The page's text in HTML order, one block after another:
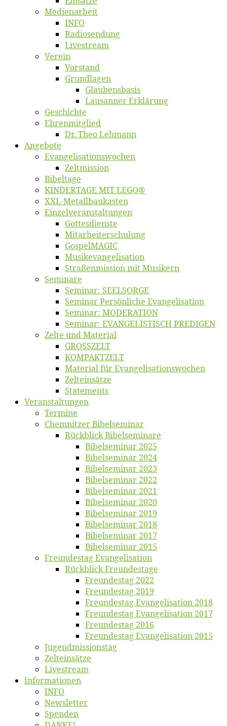
Me­di­en­ar­beit
INFO
Ra­dio­sen­dung
Live­stream
Ver­ein
Vor­stand
Grund­la­gen
Glaubens­ba­sis
Lausan­ner Erklärung
Ge­schich­te
Eh­ren­mit­glied
Dr. Theo Lehmann
An­ge­bo­te
Evangelisa­tions­wo­chen
Zelt­mis­si­on
Bi­bel­ta­ge
KINDERTAGE MIT LEGO®
XXL-Me­­tal­l­­bau­­kas­­ten
Einzelver­an­stal­tungen
Got­tes­diens­te
Mitarbeiter­schulung
Gos­pel­MA­GIC
Musikevan­ge­li­sa­tion
Straßenmis­sion mit Musikern
Se­mi­na­re
Se­mi­nar: SEELSORGE
Se­mi­nar Per­sön­li­che Evangelisation
Se­mi­nar: MODERATION
Se­mi­nar: EVANGELISTISCH PREDIGEN
Zel­te und Material
GROSSZELT
KOMPAKTZELT
Ma­te­ri­al für Evangelisationswochen
Zelt­ein­sät­ze
State­ments
Ver­an­stal­tun­gen
Ter­mi­ne
Chemnit­zer Bibelseminar
Rück­blick Bibelseminare
Bi­bel­se­mi­nar 2025
Bi­bel­se­mi­nar 2024
Bi­bel­se­mi­nar 2023
Bi­bel­se­mi­nar 2022
Bi­bel­se­mi­nar 2021
Bi­bel­se­mi­nar 2020
Bi­bel­se­mi­nar 2019
Bi­bel­se­mi­nar 2018
Bibelsemi­nar 2017
Bibelsemi­nar 2015
Freun­des­tag Evangelisation
Rück­blick Freundestage
Freun­des­tag 2022
Freun­des­tag 2019
Freun­des­tag Evan­ge­li­sa­ti­on 2018
Freun­des­tag Evan­ge­li­sa­ti­on 2017
Freun­des­tag 2016
Freun­des­tag Evan­ge­li­sa­ti­on 2015
Jugend­mis­sions­tag
Zelt­ein­sät­ze
Live­stream
Informatio­nen
INFO
News­let­ter
Spen­den